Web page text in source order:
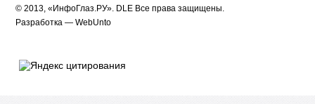
© 2013, «ИнфоГлаз.РУ». DLE Все права защищены.
Разработка —WebUnto